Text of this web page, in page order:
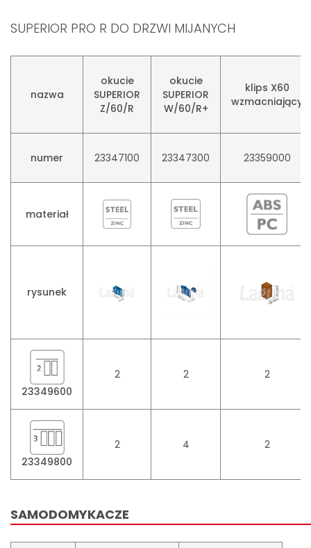
SUPERIOR PRO R DO DRZWI MIJANYCH
nazwa
okucie
SUPERIOR
Z/60/R
okucie
SUPERIOR
W/60/R+
klips X60
wzmacniający
numer 23347100 23347300 23359000
materiał
rysunek
23349600
2 2 2
23349800
2 4 2
SAMODOMYKACZE